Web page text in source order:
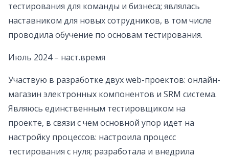
тестирования для команды и бизнеса; являлась
наставником для новых сотрудников, в том числе
проводила обучение по основам тестирования.
Июль 2024 – наст.время
Участвую в разработке двух web-проектов: онлайн-
магазин электронных компонентов и SRM система.
Являюсь единственным тестировщиком на
проекте, в связи с чем основной упор идет на
настройку процессов: настроила процесс
тестирования с нуля; разработала и внедрила